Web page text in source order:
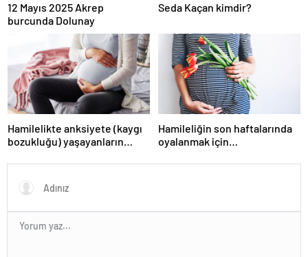
12 Mayıs 2025 Akrep
burcunda Dolunay
Seda Kaçan kimdir?
Hamilelikte anksiyete (kaygı
bozukluğu) yaşayanların
Hamileliğin son haftalarında
oyalanmak için…